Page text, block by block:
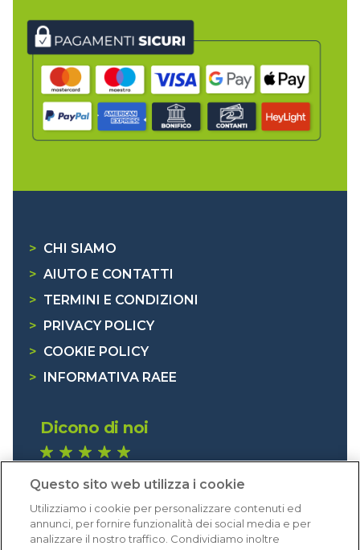
> CHI SIAMO
> AIUTO E CONTATTI
> TERMINI E CONDIZIONI
>
PRIVACY POLICY
> COOKIE POLICY
>
INFORMATIVA RAEE
Dicono di noi
Eccellente (4,8)
Acquisti verificati
Questo sito web utilizza i cookie
Utilizziamo i cookie per personalizzare contenuti ed
annunci, per fornire funzionalità dei social media e per
analizzare il nostro traffico. Condividiamo inoltre